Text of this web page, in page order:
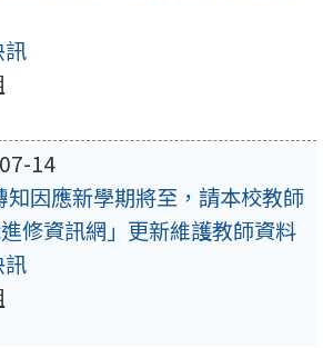
14
知因應新學期將至，請本校教師
修資訊網」更新維護教師資料